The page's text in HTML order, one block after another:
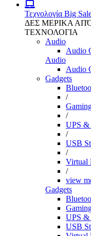
Τεχνολογία Big
ΔΕΣ ΜΕΡΙΚΑ
ΤΕΧΝΟΛΟΓΙΑ
Audio
Audio
Audio
Audio
Gadgets
/
/
UPS &
/
USB
/
Virtual
/
view
Gadgets
UPS &
USB